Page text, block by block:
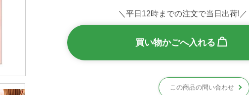
＼平日12時までの注文で当日出荷!／
買い物かごへ入れる
この商品の問い合わせ